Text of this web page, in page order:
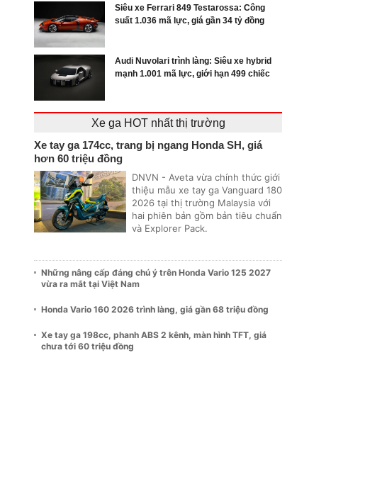
Siêu xe Ferrari 849 Testarossa: Công
suất 1.036 mã lực, giá gần 34 tỷ đồng
Audi Nuvolari trình làng: Siêu xe hybrid
mạnh 1.001 mã lực, giới hạn 499 chiếc
Xe ga HOT nhất thị trường
Xe tay ga 174cc, trang bị ngang Honda SH, giá
hơn 60 triệu đồng
DNVN - Aveta vừa chính thức giới
thiệu mẫu xe tay ga Vanguard 180
2026 tại thị trường Malaysia với
hai phiên bản gồm bản tiêu chuẩn
và Explorer Pack.
Những nâng cấp đáng chú ý trên Honda Vario 125 2027
vừa ra mắt tại Việt Nam
Honda Vario 160 2026 trình làng, giá gần 68 triệu đồng
Xe tay ga 198cc, phanh ABS 2 kênh, màn hình TFT, giá
chưa tới 60 triệu đồng